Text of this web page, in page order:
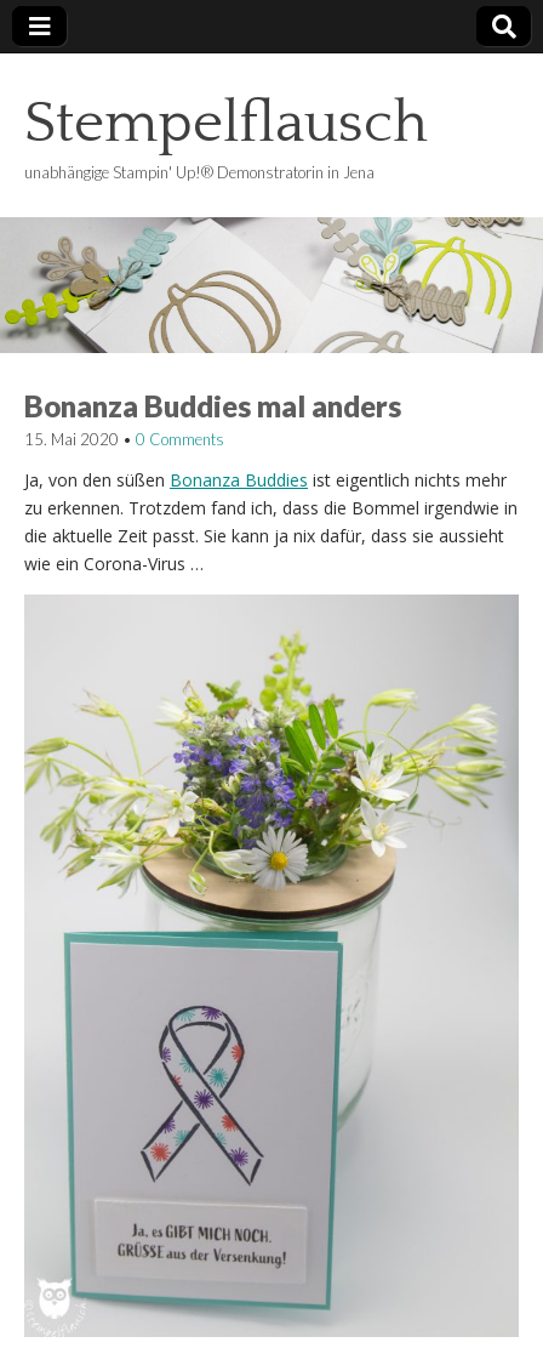
Stempelflausch
unabhängige Stampin' Up!® Demonstratorin in Jena
Bonanza Buddies mal anders
15. Mai 2020 • 0 Comments
Ja, von den süßen Bonanza Buddies ist eigentlich nichts mehr
zu erkennen. Trotzdem fand ich, dass die Bommel irgendwie in
die aktuelle Zeit passt. Sie kann ja nix dafür, dass sie aussieht
wie ein Corona-Virus …